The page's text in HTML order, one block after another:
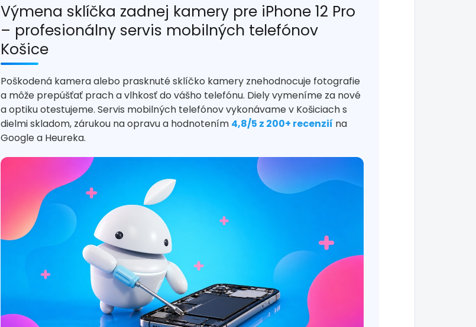
Výmena sklíčka zadnej kamery pre iPhone 12 Pro
– profesionálny servis mobilných telefónov
Košice
Poškodená kamera alebo prasknuté sklíčko kamery znehodnocuje fotografie
a môže prepúšťať prach a vlhkosť do vášho telefónu. Diely vymeníme za nové
a optiku otestujeme. Servis mobilných telefónov vykonávame v Košiciach s
dielmi skladom, zárukou na opravu a hodnotením 4,8/5 z 200+ recenzií na
Google a Heureka.